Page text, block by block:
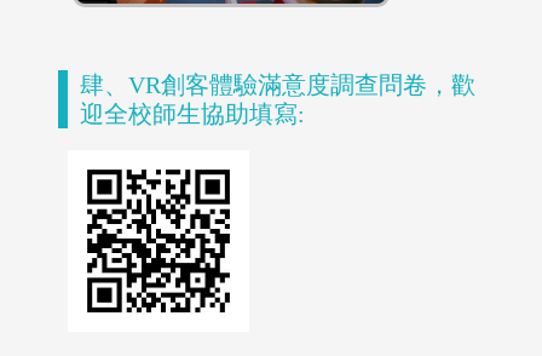
肆、VR創客體驗滿意度調查問卷，歡
迎全校師生協助填寫: